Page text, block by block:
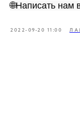
🌐Написать нам
2022-09-20 11:00